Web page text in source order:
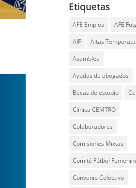
Etiquetas
AFE Emplea AFE
AIF Altas
Asamblea
Ayudas de abogados
Becas de estudio
Clínica CEMTRO
Colaboradores
Comisiones Mixtas
Comité Fútbol
Convenio Colectivo